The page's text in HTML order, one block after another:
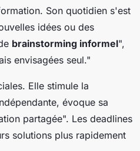
Son quotidien s'est
idées ou des
brainstorming informel",
envisagées seul."
Elle stimule la
évoque sa
partagée". Les deadlines
solutions plus rapidement